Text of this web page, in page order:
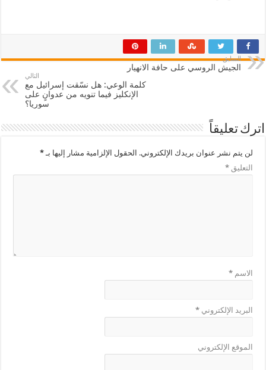
السابق
الجيش الروسي على حافة الانهيار
التالي
كلمة الوعي: هل نسّقت إسرائيل مع
الإنكليز فيما تنويه من عدوانٍ على
سوريا؟
اترك تعليقاً
لن يتم نشر عنوان بريدك الإلكتروني. الحقول الإلزامية مشار إليها بـ*
التعليق*
الاسم*
البريد الإلكتروني*
الموقع الإلكتروني